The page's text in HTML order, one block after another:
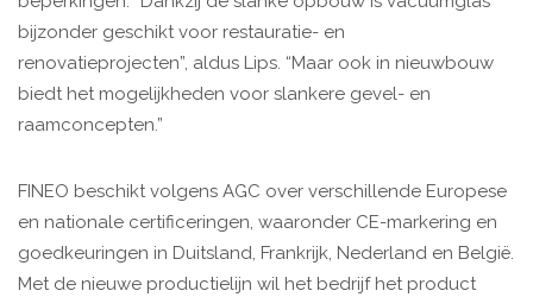
bijzonder geschikt voor restauratie- en
renovatieprojecten”, aldus Lips. “Maar ook in nieuwbouw
biedt het mogelijkheden voor slankere gevel- en
raamconcepten.”
FINEO beschikt volgens AGC over verschillende Europese
en nationale certificeringen, waaronder CE-markering en
goedkeuringen in Duitsland, Frankrijk, Nederland en België.
Met de nieuwe productielijn wil het bedrijf het product